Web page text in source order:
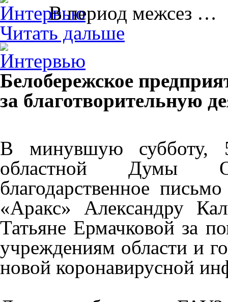
В период межсез …
Читать дальше
Белобережское
за благотворительную
В минувшую субботу,
областной Думы
благодарственное
«Аракс» Александру
Татьяне Ермачковой за
учреждениям области и
новой коронавирусной